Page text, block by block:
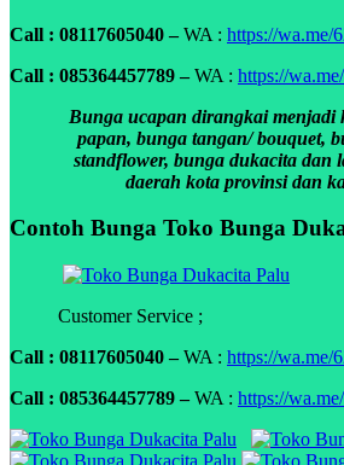
Call : 08117605040 –WA : https://wa.me/
Call : 085364457789 –WA : https://
Bunga ucapan dirangkai menjadi
papan, bunga tangan/ bouquet,
standflower, bunga dukacita dan
daerah kota provinsi dan
Contoh Bunga Toko Bunga
Customer Service ;
Call : 08117605040 –WA : https://wa.me/
Call : 085364457789 –WA : https://